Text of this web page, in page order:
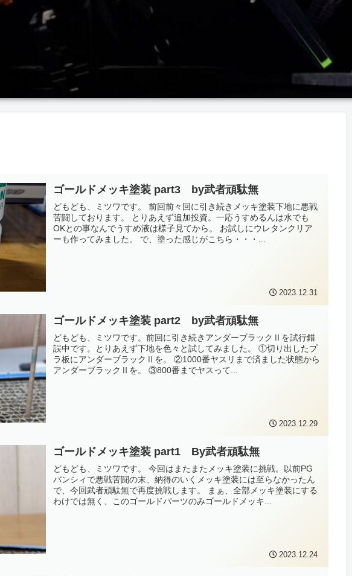
ゴールドメッキ塗装 part3 by武者頑駄無
どもども、ミツワです。 前回前々回に引き続きメッキ塗装下地に悪戦
苦闘しております。 とりあえず追加投資。一応うすめるんは水でも
OKとの事なんでうすめ液は様子見てから。 お試しにウレタンクリア
ーも作ってみました。 で、塗った感じがこちら・・・...
2023.12.31
ゴールドメッキ塗装 part2 by武者頑駄無
どもども、ミツワです。前回に引き続きアンダーブラックⅡを試行錯
誤中です。とりあえず下地を色々と試してみました。 ①切り出したプ
ラ板にアンダーブラックⅡを。 ②1000番ヤスリまで済ました状態から
アンダーブラックⅡを。 ③800番までヤスって...
2023.12.29
ゴールドメッキ塗装 part1 By武者頑駄無
どもども、ミツワです。 今回はまたまたメッキ塗装に挑戦。以前PG
バンシィで悪戦苦闘の末、納得のいくメッキ塗装には至らなかったん
で、今回武者頑駄無で再度挑戦します。 まぁ、全部メッキ塗装にする
わけでは無く、このゴールドパーツのみゴールドメッキ...
2023.12.24